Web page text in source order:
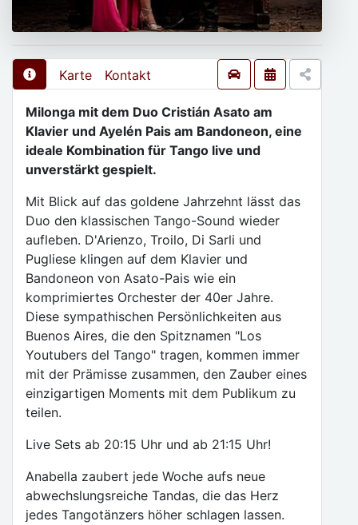
Karte Kontakt
Milonga mit dem Duo Cristián Asato am
Klavier und Ayelén Pais am Bandoneon, eine
ideale Kombination für Tango live und
unverstärkt gespielt.
Mit Blick auf das goldene Jahrzehnt lässt das
Duo den klassischen Tango-Sound wieder
aufleben. D'Arienzo, Troilo, Di Sarli und
Pugliese klingen auf dem Klavier und
Bandoneon von Asato-Pais wie ein
komprimiertes Orchester der 40er Jahre.
Diese sympathischen Persönlichkeiten aus
Buenos Aires, die den Spitznamen "Los
Youtubers del Tango" tragen, kommen immer
mit der Prämisse zusammen, den Zauber eines
einzigartigen Moments mit dem Publikum zu
teilen.
Live Sets ab 20:15 Uhr und ab 21:15 Uhr!
Anabella zaubert jede Woche aufs neue
abwechslungsreiche Tandas, die das Herz
jedes Tangotänzers höher schlagen lassen.